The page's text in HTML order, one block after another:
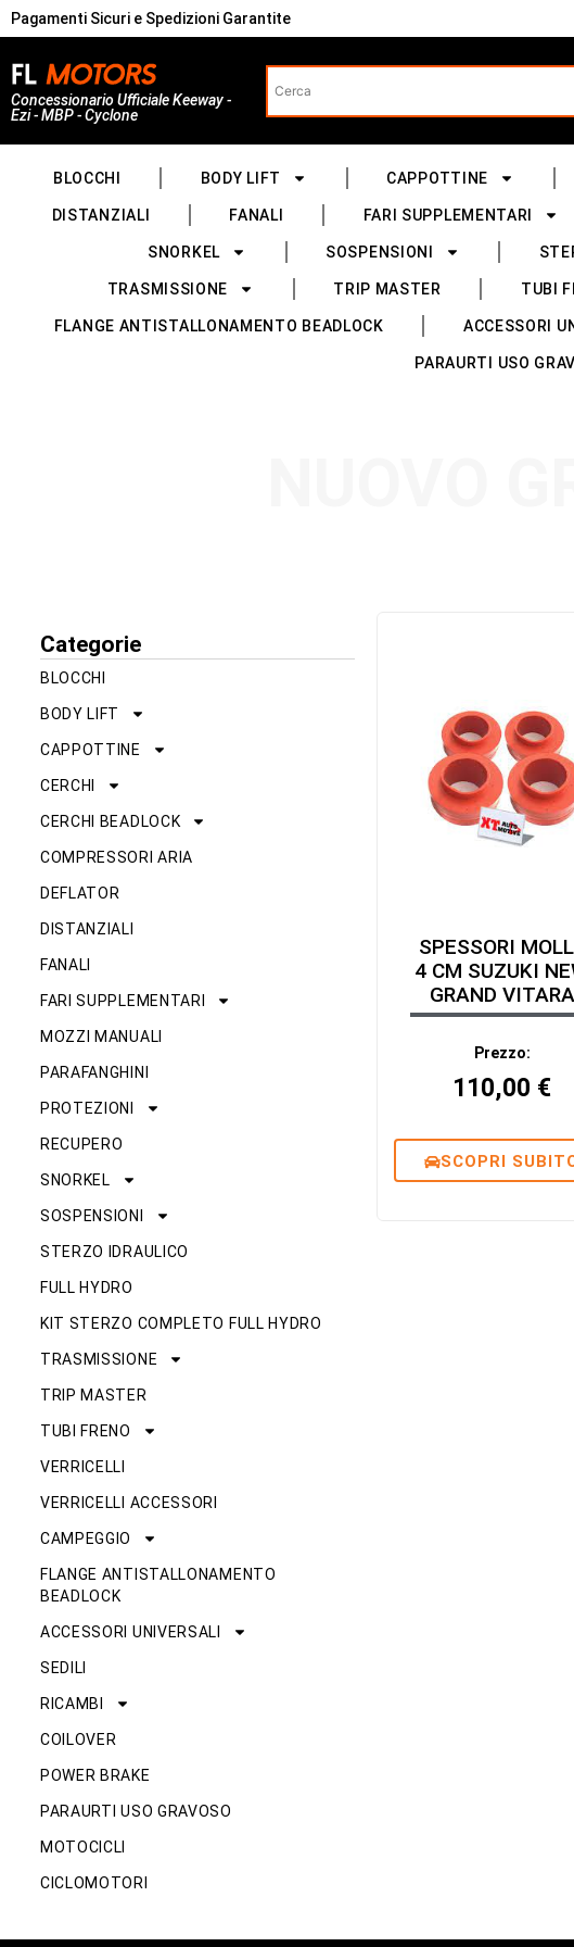
Pagamenti Sicuri e Spedizioni Garantite
Concessionario Ufficiale Keeway -
Ezi - MBP - Cyclone
BLOCCHI BODY LIFT CAPPOTTINE
DISTANZIALI FANALI FARI SUPPLEMENTARI
SNORKEL SOSPENSIONI
TRASMISSIONE TRIP MASTER TUBI
FLANGE ANTISTALLONAMENTO BEADLOCK ACCESSORI
PARAURTI USO
Categorie
BLOCCHI
BODY LIFT
CAPPOTTINE
CERCHI
CERCHI BEADLOCK
COMPRESSORI ARIA
DEFLATOR
DISTANZIALI
FANALI
FARI SUPPLEMENTARI
MOZZI MANUALI
PARAFANGHINI
PROTEZIONI
RECUPERO
SNORKEL
SOSPENSIONI
STERZO IDRAULICO
FULL HYDRO
KIT STERZO COMPLETO FULL HYDRO
TRASMISSIONE
TRIP MASTER
TUBI FRENO
VERRICELLI
VERRICELLI ACCESSORI
CAMPEGGIO
FLANGE ANTISTALLONAMENTO
BEADLOCK
ACCESSORI UNIVERSALI
SEDILI
RICAMBI
COILOVER
POWER BRAKE
PARAURTI USO GRAVOSO
MOTOCICLI
CICLOMOTORI
SPESSORI
4 CM SUZUKI
GRAND VITARA
Prezzo:
110,00 €
SCOPRI